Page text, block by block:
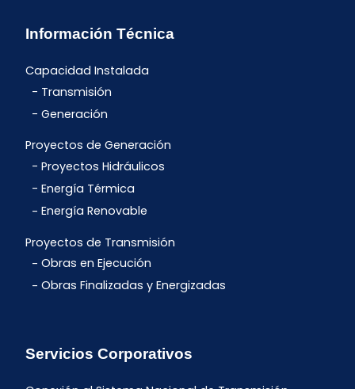
Información Técnica
Capacidad Instalada
Transmisión
Generación
Proyectos de Generación
Proyectos Hidráulicos
Energía Térmica
Energía Renovable
Proyectos de Transmisión
Obras en Ejecución
Obras Finalizadas y Energizadas
Servicios Corporativos